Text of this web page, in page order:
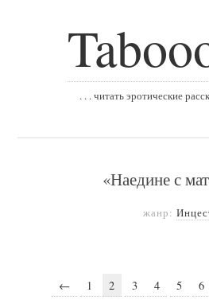
. . . читать эротические
«Наедине с
жанр:
← 1 2 3 4 5 6